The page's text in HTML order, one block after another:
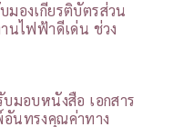
มองเกียรติบัตรส่วน
นไฟฟ้าดีเด่น ช่วง
มอบหนังสือ เอกสาร
นทรงคุณค่าทาง